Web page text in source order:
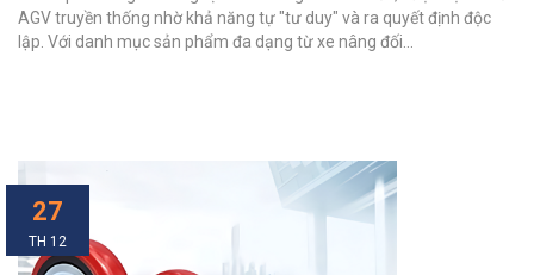
AGV truyền thống nhờ khả năng tự "tư duy" và ra quyết định độc
lập. Với danh mục sản phẩm đa dạng từ xe nâng đối...
27
TH 12